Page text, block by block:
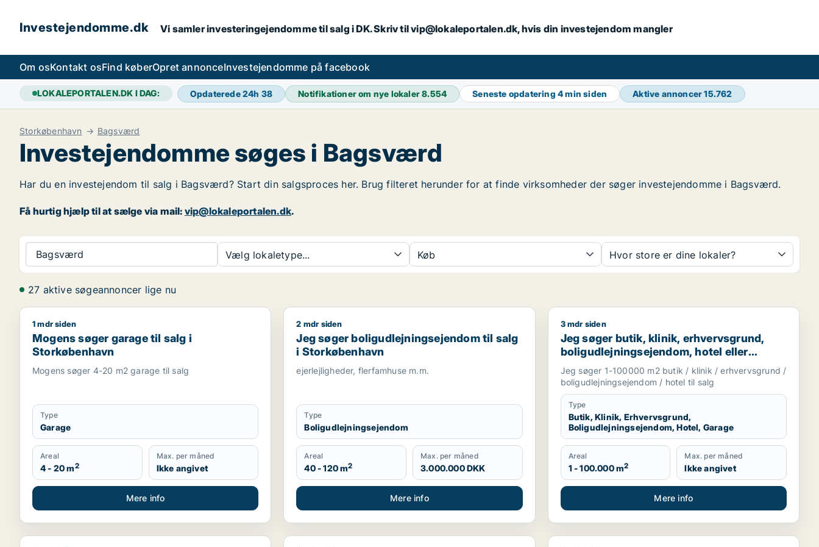
Investejendomme.dk Vi samler investeringejendomme til salg i DK. Skriv til vip@lokaleportalen.dk, hvis din investejendom mangler
Om osKontakt osFind køberOpret annonceInvestejendomme på facebook
LOKALEPORTALEN.DK I DAG: Opdaterede 24h 38 Notifikationer om nye lokaler8.554 Seneste opdatering4 min siden Aktive annoncer15.762
Storkøbenhavn Bagsværd
Investejendomme søges i Bagsværd
Har du en investejendom til salg i Bagsværd? Start din salgsproces her. Brug filteret herunder for at finde virksomheder der søger investejendomme i Bagsværd.
Få hurtig hjælp til at sælge via mail: vip@lokaleportalen.dk.
Bagsværd Vælg lokaletype... Køb Hvor store er dine lokaler?
27 aktive søgeannoncer lige nu
Mogens søger garage til salg i Storkøbenhavn
1 mdr siden
Mogens søger garage til salg i
Storkøbenhavn
Mogens søger 4-20 m2 garage til salg
Type
Garage
Areal
4 - 20 m2
Max. per måned
Ikke angivet
Mere info
Jeg søger boligudlejningsejendom til salg i Storkøbenhavn
2 mdr siden
Jeg søger boligudlejningsejendom til salg
i Storkøbenhavn
ejerlejligheder, flerfamhuse m.m.
Type
Boligudlejningsejendom
Areal
40 - 120 m2
Max. per måned
3.000.000 DKK
Mere info
Jeg søger butik, klinik, erhvervsgrund,
3 mdr siden
Jeg søger butik, klinik, erhvervsgrund,
boligudlejningsejendom, hotel eller
garage til salg i Storkøbenhavn
Jeg søger 1-100000 m2 butik / klinik / erhvervsgrund /
boligudlejningsejendom / hotel til salg
Type
Butik, Klinik, Erhvervsgrund,
Boligudlejningsejendom, Hotel, Garage
Areal
1 - 100.000 m2
Max. per måned
Ikke angivet
Mere info